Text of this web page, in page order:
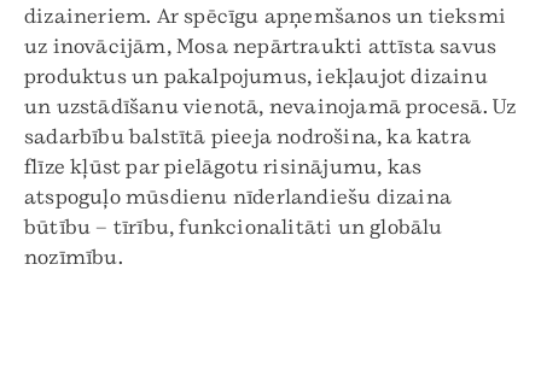
dizaineriem. Ar spēcīgu apņemšanos un tieksmi
uz inovācijām, Mosa nepārtraukti attīsta savus
produktus un pakalpojumus, iekļaujot dizainu
un uzstādīšanu vienotā, nevainojamā procesā. Uz
sadarbību balstītā pieeja nodrošina, ka katra
flīze kļūst par pielāgotu risinājumu, kas
atspoguļo mūsdienu nīderlandiešu dizaina
būtību – tīrību, funkcionalitāti un globālu
nozīmību.